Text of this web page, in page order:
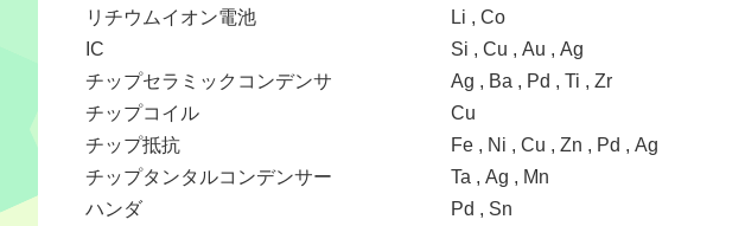
リチウムイオン電池 Li , Co
IC Si , Cu , Au , Ag
チップセラミックコンデンサ Ag , Ba , Pd , Ti , Zr
チップコイル Cu
チップ抵抗 Fe , Ni , Cu , Zn , Pd , Ag
チップタンタルコンデンサー Ta , Ag , Mn
ハンダ Pd , Sn